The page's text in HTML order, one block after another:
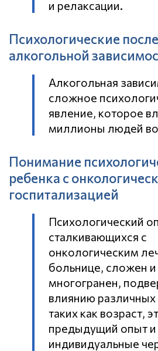
и релаксации.
Психологические
алкогольной
Алкогольная
сложное
явление, которое
миллионы людей
Понимание
ребенка с
госпитализацией
Психологический
сталкивающихся с
онкологическим
больнице, сложен и
многогранен,
влиянию
таких как возраст,
предыдущий опыт и
индивидуальные